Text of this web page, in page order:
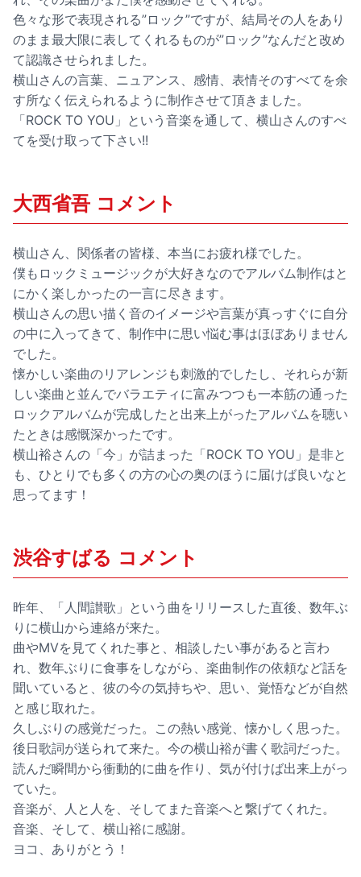
色々な形で表現される”ロック”ですが、結局その人をあり
のまま最大限に表してくれるものが”ロック”なんだと改め
て認識させられました。
横山さんの言葉、ニュアンス、感情、表情そのすべてを余
す所なく伝えられるように制作させて頂きました。
「ROCK TO YOU」という音楽を通して、横山さんのすべ
てを受け取って下さい!!
大西省吾 コメント
横山さん、関係者の皆様、本当にお疲れ様でした。
僕もロックミュージックが大好きなのでアルバム制作はと
にかく楽しかったの一言に尽きます。
横山さんの思い描く音のイメージや言葉が真っすぐに自分
の中に入ってきて、制作中に思い悩む事はほぼありません
でした。
懐かしい楽曲のリアレンジも刺激的でしたし、それらが新
しい楽曲と並んでバラエティに富みつつも一本筋の通った
ロックアルバムが完成したと出来上がったアルバムを聴い
たときは感慨深かったです。
横山裕さんの「今」が詰まった「ROCK TO YOU」是非と
も、ひとりでも多くの方の心の奥のほうに届けば良いなと
思ってます！
渋谷すばる コメント
昨年、「人間讃歌」という曲をリリースした直後、数年ぶ
りに横山から連絡が来た。
曲やMVを見てくれた事と、相談したい事があると言わ
れ、数年ぶりに食事をしながら、楽曲制作の依頼など話を
聞いていると、彼の今の気持ちや、思い、覚悟などが自然
と感じ取れた。
久しぶりの感覚だった。この熱い感覚、懐かしく思った。
後日歌詞が送られて来た。今の横山裕が書く歌詞だった。
読んだ瞬間から衝動的に曲を作り、気が付けば出来上がっ
ていた。
音楽が、人と人を、そしてまた音楽へと繋げてくれた。
音楽、そして、横山裕に感謝。
ヨコ、ありがとう！